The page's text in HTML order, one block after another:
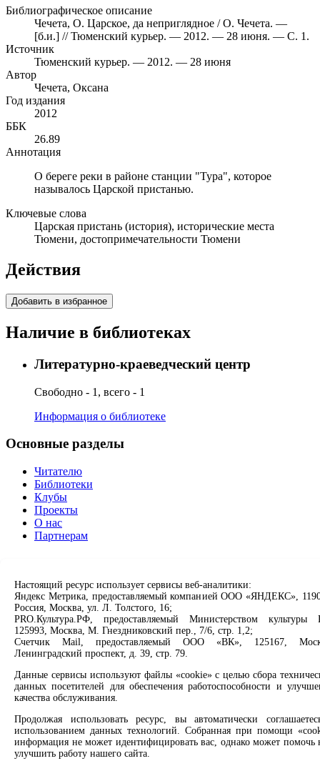
Библиографическое описание
Чечета, О. Царское, да неприглядное / О. Чечета. —
[б.и.] // Тюменский курьер. — 2012. — 28 июня. — С. 1.
Источник
Тюменский курьер. — 2012. — 28 июня
Автор
Чечета, Оксана
Год издания
2012
ББК
26.89
Аннотация
О береге реки в районе станции "Тура", которое
называлось Царской пристанью.
Ключевые слова
Царская пристань (история), исторические места
Тюмени, достопримечательности Тюмени
Действия
Добавить в избранное
Наличие в библиотеках
Литературно-краеведческий центр
Свободно - 1, всего - 1
Информация о библиотеке
Основные разделы
Читателю
Библиотеки
Клубы
Проекты
О нас
Партнерам
Продлить книгу
Спроси библиотекаря
Спроси краеведа
Оцените качество услуг
Направить обращение директору
Соцсети
Вконтакте
Max
Rutube
Настоящий ресурс использует сервисы веб-аналитики:
Яндекс Метрика, предоставляемый компанией ООО «ЯНДЕКС»,
Россия, Москва, ул. Л. Толстого, 16;
PRO.Культура.РФ, предоставляемый Министерством культуры
125993, Москва, М. Гнездниковский пер., 7/6, стр. 1,2;
Счетчик Mail, предоставляемый ООО «ВК», 125167,
Ленинградский проспект, д. 39, стр. 79.
Данные сервисы используют файлы «cookie» с целью сбора
данных посетителей для обеспечения работоспособности и
качества обслуживания.
Продолжая использовать ресурс, вы автоматически
использованием данных технологий. Собранная при помощи
информация не может идентифицировать вас, однако может помочь
улучшить работу нашего сайта.